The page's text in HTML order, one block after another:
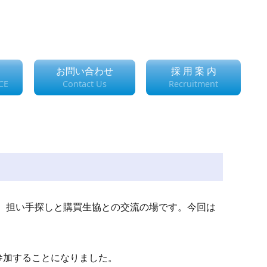
お問い合わせ
Contact Us
採 用 案 内
Recruitment
い手探しと購買生協との交流の場です。今回は
することになりました。